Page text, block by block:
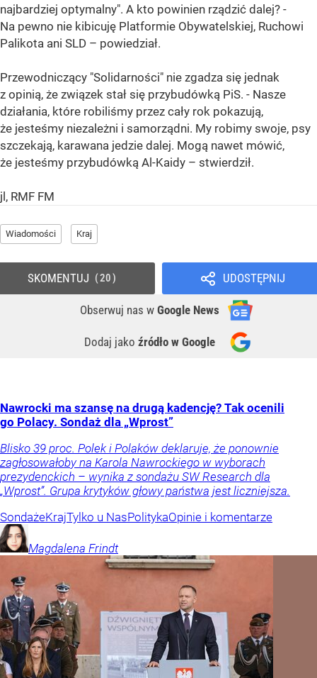
najbardziej optymalny". A kto powinien rządzić dalej? -
Na pewno nie kibicuję Platformie Obywatelskiej, Ruchowi
Palikota ani SLD – powiedział.
Przewodniczący "Solidarności" nie zgadza się jednak
z opinią, że związek stał się przybudówką PiS. - Nasze
działania, które robiliśmy przez cały rok pokazują,
że jesteśmy niezależni i samorządni. My robimy swoje, psy
szczekają, karawana jedzie dalej. Mogą nawet mówić,
że jesteśmy przybudówką Al-Kaidy – stwierdził.
jl, RMF FM
Wiadomości Kraj
UDOSTĘPNIJ
Obserwuj nas w Google News
Dodaj jako źródło w Google
SKOMENTUJ 20
Nawrocki ma szansę na drugą kadencję? Tak ocenili
go Polacy. Sondaż dla „Wprost”
Blisko 39 proc. Polek i Polaków deklaruje, że ponownie
zagłosowałoby na Karola Nawrockiego w wyborach
prezydenckich – wynika z sondażu SW Research dla
„Wprost”. Grupa krytyków głowy państwa jest liczniejsza.
SondażeKrajTylko u NasPolitykaOpinie i komentarze
Magdalena Frindt